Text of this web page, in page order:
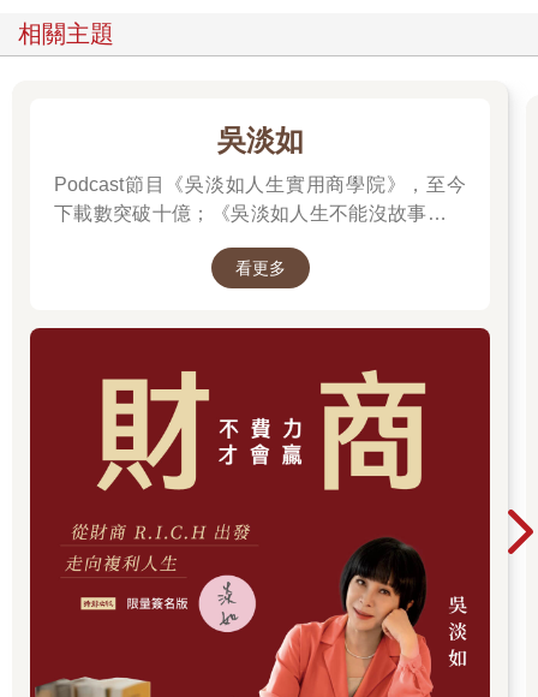
都那麼宜人，畢竟泡澡就是那麼回事――不過是油、汗水、汙穢
和油膩的水。嘈雜聲可能震耳欲聾。大力士揮舞他們的鉛塊時，
唱歌，還加上人們跳進水裡的響亮嘩啦聲。更糟的是拔腋毛和腿
毛的人，以及小販不斷叫賣飲料、香腸和油酥點心，每個小販都
有獨特的叫賣聲。還有女力士。她先舉鉛塊健身，然後讓按摩師
在她大腿上下其手。最後她會走向暖室；她愛在一群吵鬧的男人
承，替你拿毛巾，即使你的毛巾比嬰兒的圍兜還要髒，他們也會
稱讚毛巾比雪潔白。你梳理日益稀疏的頭髮，他們會把你的鬈髮
比擬為阿基里斯茂密的髮絲。他們會替你揩揩額上的汗水。你見
識了上千種乏味的把戲之後，終究會認輸，邀他們去用餐。
浴場也有比較骯髒的一面。失竊是常有的問題，因為你脫下
的衣物是很好得手的目標，尤其在奴隸疏於看管的情況。我想起
我聽過一個笑話：浴場裡，有兩個男人向一個智者借刮刀。一個
是陌生人，而他知道另一個是賊。於是他對陌生人說：「不好意
思，我不認識你。」而他對賊說：「不好意思，我認識你！」浴
場也有去獵豔的人。我認識一個年老的傳統分子，他名字暫且不
表。他總是批評新潮流和其他不符合羅馬人理想的事，但我們一
同在浴場的時候，他的視線一直都停留在腰際，貪婪地盯著年輕
男子。我最近在本地的浴場看過一個塗鴉寫著：「皇帝的內侍阿
相關主題
吳淡如
Podcast節目《吳淡如人生實用商學院》，至今
下載數突破十億；《吳淡如人生不能沒故事》也
讀歷史中的權力運作與人性選擇，讓看似遙遠的
看更多